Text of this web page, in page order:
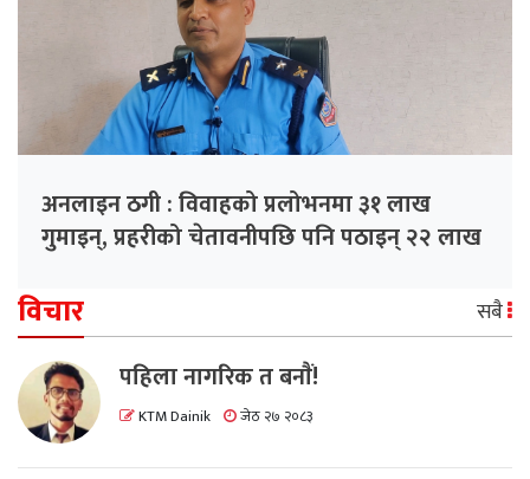
अनलाइन ठगी : विवाहको प्रलोभनमा ३१ लाख
गुमाइन्, प्रहरीको चेतावनीपछि पनि पठाइन् २२ लाख
विचार सबै
पहिला नागरिक त बनाैं!
KTM Dainik जेठ २७ २०८३